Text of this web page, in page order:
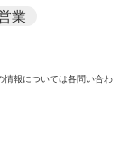
業
情報については各問い合わ